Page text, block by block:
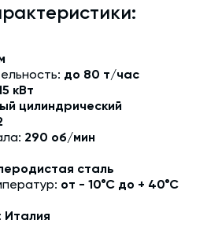
обследование и ремонт
пуско-наладка и обучение
управления (АСУ ТП) любой
под любой завод
безопасности
заводов и производств
линий,промышленных
до 80 т/час
кВт
цилиндрический
290 об/мин
сталь
от - 10°С до + 40°С
Италия